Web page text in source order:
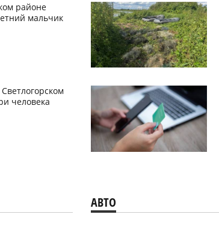
районе
мальчик
человека
АВТО